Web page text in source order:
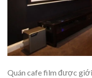
Quán cafe film được